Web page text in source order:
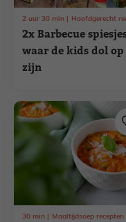
2x Barbecue
waar de kids dol op
zijn
2 uur 30 min Hoofdgerecht
30 min Maaltijdsoep recepten